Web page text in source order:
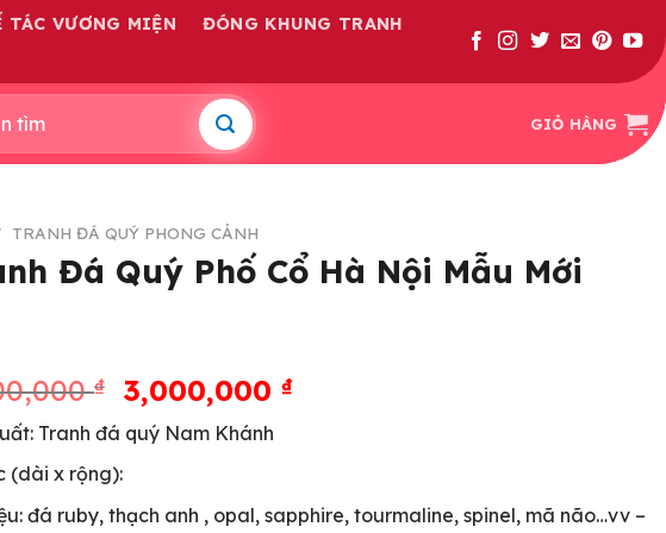
TÁC VƯƠNG MIỆN ĐÓNG KHUNG TRANH
GIỎ HÀNG
TRANH ĐÁ QUÝ PHONG CẢNH
Đá Quý Phố Cổ Hà Nội Mẫu Mới
₫ 3,000,000₫
Tranh đá quý Nam Khánh
(dài x rộng):
đá ruby, thạch anh , opal, sapphire, tourmaline, spinel, mã não…vv –